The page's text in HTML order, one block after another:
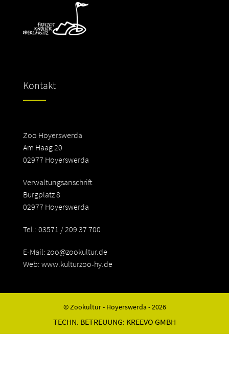
Kontakt
Zoo Hoyerswerda
Am Haag 20
02977 Hoyerswerda
Verwaltungsanschrift
Burgplatz 8
02977 Hoyerswerda
Tel.: 03571 / 209 37 700
E-Mail: zoo@zookultur.de
Web: www.kulturzoo-hy.de
© Zookultur - Hoyerswerda - 2026
TECHN. BETREUUNG: KREEVO GMBH